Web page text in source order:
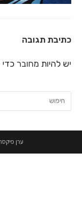
כתיבת תגובה
יש להיות מחובר
ערן